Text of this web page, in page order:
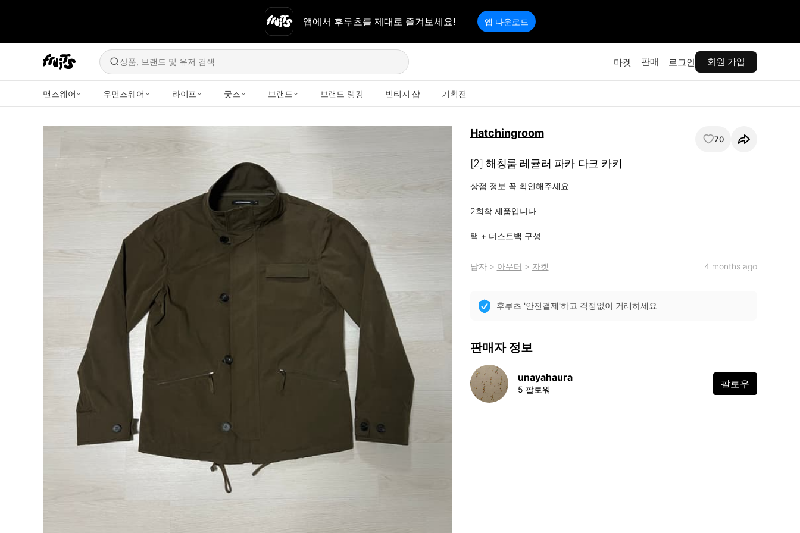
앱에서 후루츠를 제대로 즐겨보세요! 앱 다운로드
상품, 브랜드 및 유저 검색 마켓 판매 로그인 회원 가입
맨즈웨어 우먼즈웨어 라이프 굿즈 브랜드 브랜드 랭킹 빈티지 샵 기획전
Hatchingroom 70
[2] 해칭룸 레귤러 파카 다크 카키
상점 정보 꼭 확인해주세요
2회착 제품입니다
택 + 더스트백 구성
남자> 아우터 > 자켓 4 months ago
후루츠 '안전결제'하고 걱정없이 거래하세요
판매자 정보
unayahaura
5 팔로워 팔로우